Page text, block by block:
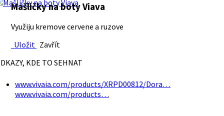
Mašličky na boty Viava
Využiju kremove cervene a ruzove
Uložit Zavřít
KDE TO SEHNAT
www.vivaia.com/products/XRPD00812/Dora…
www.vivaia.com/products…